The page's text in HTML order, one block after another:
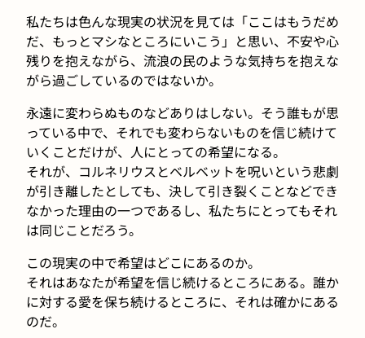
私たちは色んな現実の状況を見ては「ここはもうだめ
だ、もっとマシなところにいこう」と思い、不安や心
残りを抱えながら、流浪の民のような気持ちを抱えな
がら過ごしているのではないか。
永遠に変わらぬものなどありはしない。そう誰もが思
っている中で、それでも変わらないものを信じ続けて
いくことだけが、人にとっての希望になる。
それが、コルネリウスとベルベットを呪いという悲劇
が引き離したとしても、決して引き裂くことなどでき
なかった理由の一つであるし、私たちにとってもそれ
は同じことだろう。
この現実の中で希望はどこにあるのか。
それはあなたが希望を信じ続けるところにある。誰か
に対する愛を保ち続けるところに、それは確かにある
のだ。